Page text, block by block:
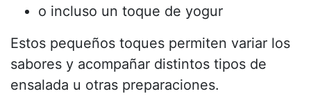
o incluso un toque de yogur
Estos pequeños toques permiten variar los
sabores y acompañar distintos tipos de
ensalada u otras preparaciones.